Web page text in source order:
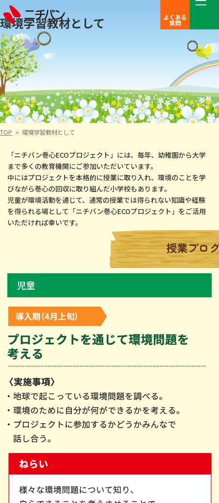
よくある
質問
環境学習教材として
TOP 環境学習教材として
「ニチバン巻心ECOプロジェクト」には、毎年、幼稚園から大学
まで多くの教育機関にご参加いただいています。
中にはプロジェクトを本格的に授業に取り入れ、環境のことを学
びながら巻心の回収に取り組んだ小学校もあります。
児童が環境活動を通じて、通常の授業では得られない知識や経験
を得られる場として「ニチバン巻心ECOプロジェクト」をご活用
いただければ幸いです。
授業プロ
児童